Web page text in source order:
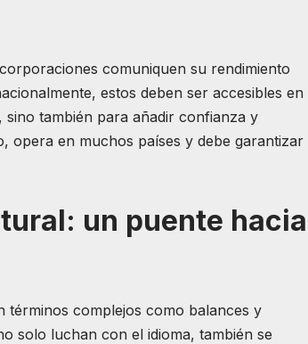
comuniquen su rendimiento
estos deben ser accesibles en
también para añadir confianza y
opera en muchos países y debe garantizar
un puente hacia
términos complejos como balances y
solo luchan con el idioma, también se